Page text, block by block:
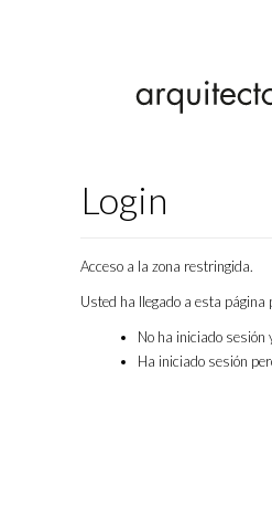
Login
Acceso a la zona restringida.
Usted ha llegado a esta
No ha iniciado sesión
Ha iniciado sesión